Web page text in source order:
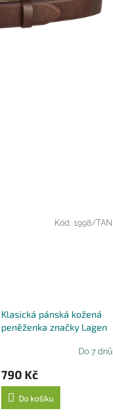
Klasická pánská kožená
peněženka značky Lagen
Do 7 dnů
790 Kč
Do košíku
Kód: 1998/TAN